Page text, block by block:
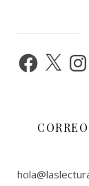
Facebook
X